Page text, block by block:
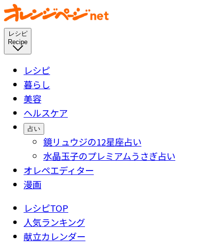
レシピ
Recipe
レシピ
暮らし
美容
ヘルスケア
占い
鏡リュウジの12星座占い
水晶玉子のプレミアムうさぎ占い
オレペエディター
漫画
レシピTOP
人気ランキング
献立カレンダー